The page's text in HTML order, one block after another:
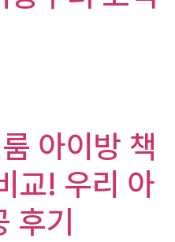
아이방 책
교! 우리 아
후기